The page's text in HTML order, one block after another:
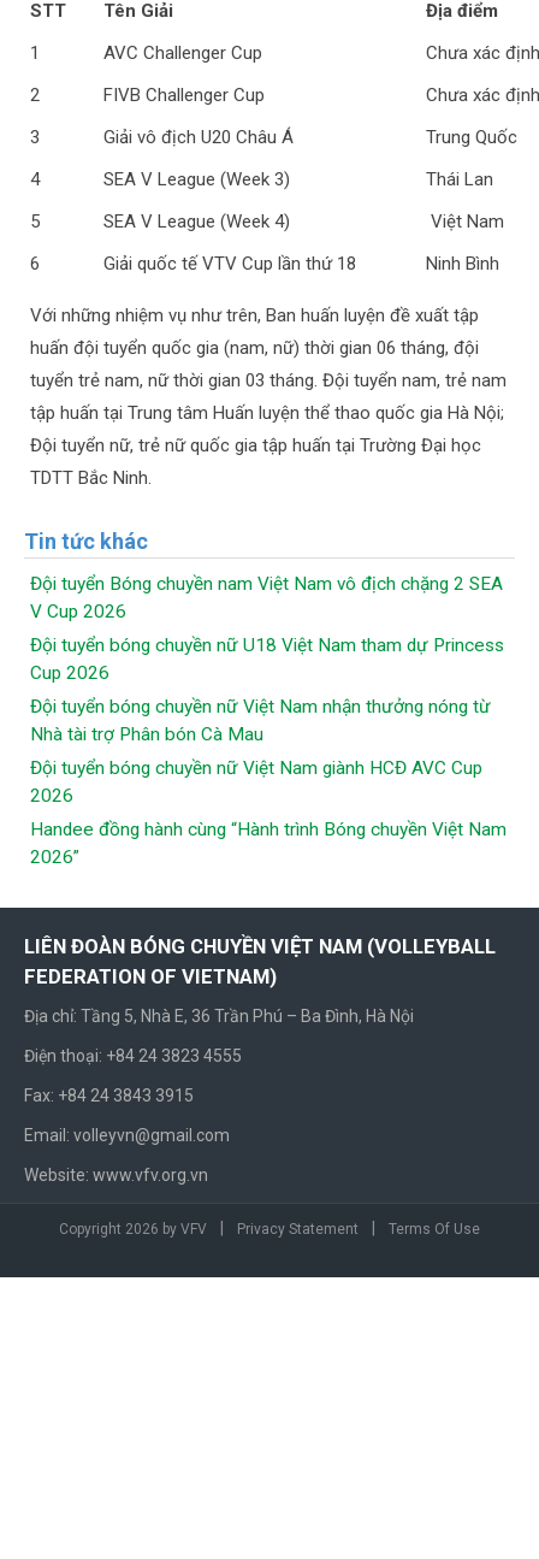
STT Tên Giải
Địa điểm
1
AVC Challenger Cup
Chưa xác định
2
FIVB Challenger Cup
Chưa xác định
3
Giải vô địch U20 Châu Á
Trung Quốc
4
SEA V League (Week 3)
Thái Lan
5
SEA V League (Week 4)
Việt Nam
6
Giải quốc tế VTV Cup lần thứ 18 Ninh Bình
Với những nhiệm vụ như trên, Ban huấn luyện đề xuất tập
huấn đội tuyển quốc gia (nam, nữ) thời gian 06 tháng, đội
tuyển trẻ nam, nữ thời gian 03 tháng. Đội tuyển nam, trẻ nam
tập huấn tại Trung tâm Huấn luyện thể thao quốc gia Hà Nội;
Đội tuyển nữ, trẻ nữ quốc gia tập huấn tại Trường Đại học
TDTT Bắc Ninh.
Tin tức khác
Đội tuyển Bóng chuyền nam Việt Nam vô địch chặng 2 SEA
V Cup 2026
Đội tuyển bóng chuyền nữ U18 Việt Nam tham dự Princess
Cup 2026
Đội tuyển bóng chuyền nữ Việt Nam nhận thưởng nóng từ
Nhà tài trợ Phân bón Cà Mau
Đội tuyển bóng chuyền nữ Việt Nam giành HCĐ AVC Cup
2026
Handee đồng hành cùng “Hành trình Bóng chuyền Việt Nam
2026”
LIÊN ĐOÀN BÓNG CHUYỀN VIỆT NAM (VOLLEYBALL
FEDERATION OF VIETNAM)
Địa chỉ: Tầng 5, Nhà E, 36 Trần Phú – Ba Đình, Hà Nội
Điện thoại: +84 24 3823 4555
Fax: +84 24 3843 3915
Email: volleyvn@gmail.com
Website: www.vfv.org.vn
Copyright 2026 by VFV Privacy Statement Terms Of Use